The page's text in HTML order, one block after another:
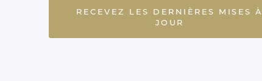
RECEVEZ LES DERNIÈRES MISES À
JOUR